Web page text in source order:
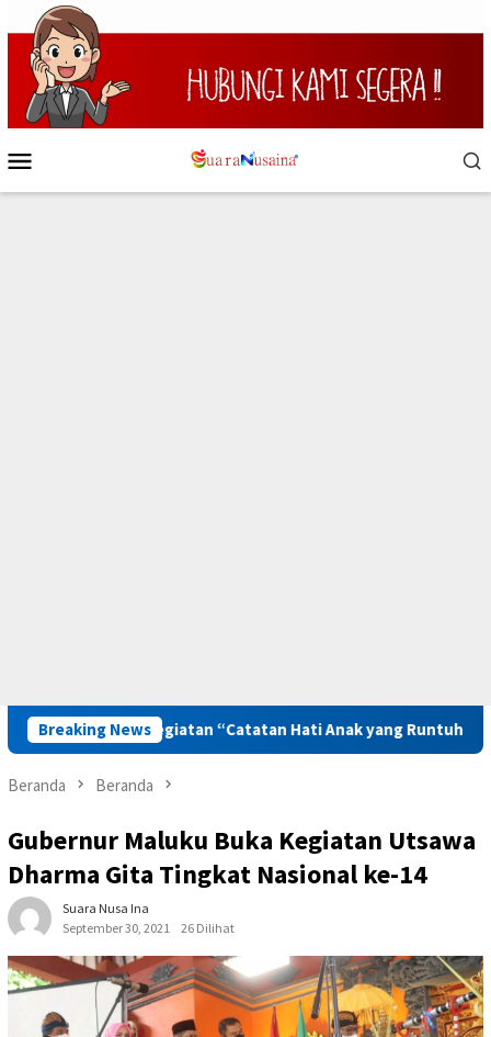
Loncat
ke
konten
Mobile
Breaking News
Kegiatan “Catatan Hati Anak yang Runtuh” Kunker
Beranda Beranda
Gubernur Maluku Buka Kegiatan Utsawa
Dharma Gita Tingkat Nasional ke-14
Suara Nusa Ina
September 30, 2021
26 Dilihat